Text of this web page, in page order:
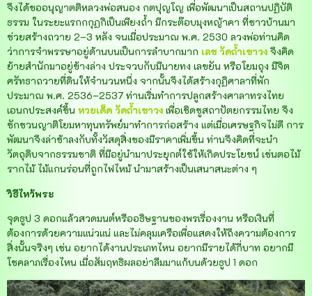
จึงได้ขออนุญาตติหลวงพ่อสนอง กตปุญโญ เพื่อพัฒนาเป็นสถานปฏิบัติ
ธรรม ในระยะแรกกกุฏกิเป็นเพียงถ้ำ มีกระต๊อบมุงหญ้าคา ที่ชาวบ้านมา
ช่วยสร้างถวาย 2–3 หลัง จนเมื่อประมาณ พ.ศ. 2530 ลวงพ่อท่านคิด
ว่าการจำพรรษาอยู่ด้านบนเป็นการลำบากมาก เลข วัดถ้ำเขาวง จึงคิด
ย้ายสำนักมาอยู่ข้างล่าง ประจวบกับมีนายทง เลขยัน หรือโยมถุง มีจิต
ศรัทธาถวายที่ดินให้จำนวนหนึ่ง จากนั้นจึงได้สร้างกุฏิศาลาที่พัก
ประมาณ พ.ศ. 2536–2537 ท่านเริ่มทำการปลูกสร้างศาลาทรงไทย
เอนกประสงค์ขึ้น หวยเด็ด วัดถ้ำเขาวง เพื่อเชิดชูสถาปัตยกรรมไทย จึง
ชักชวนญาติโยมหาทุนทรัพย์มาทำการก่อสร้าง แต่เมื่อเศรษฐกิจไม่ดี การ
พัฒนาจึงล่าช้าลงกับทั้งวัสดุสิ่งของมีราคาเพิ่มขึ้น ท่านจึงคิดที่จะนำ
วัตถุดิบจากธรรมชาติ ที่มีอยู่นำมาประยุกต์ใช้ให้เกิดประโยชน์ เช่นตอไม้
รากไม้ ไม้แกนร่อนที่ถูกไฟไหม้ นำมาสร้างเป็นเสนาสนะต่าง ๆ
วิธีไหว้พระ
จุดธูป 3 ดอกแล้วสวดมนต์หรืออธิษฐานของพรเรื่องงาน หรือเงินที่
ต้องการด้วยความแน่วแน่ และไม่คลุมเครือเพื่อแสดงให้ถึงความต้องการ
สิ่งนั้นจริงๆ เช่น อยากได้งานประเภทไหน อยากมีรายได้กี่บาท อยากมี
โชคลาภเรื่องไหน เมื่อสัมฤทธิผลอย่าลืมมาแก้บนด้วยธูป 1 ดอก